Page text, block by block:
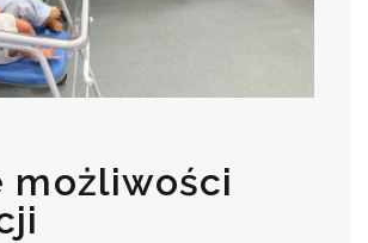
możliwości